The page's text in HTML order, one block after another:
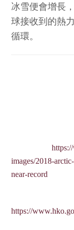
冰雪便會增長
球接收到的熱
循環。
參考資料︰
images/2018-
near-record
https://